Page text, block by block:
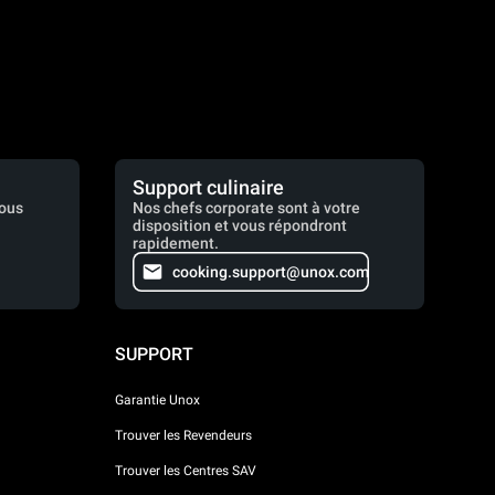
Support culinaire
Nos chefs corporate sont à votre
disposition et vous répondront
rapidement.
cooking.support@unox.com
SUPPORT
Garantie Unox
Trouver les Revendeurs
Trouver les Centres SAV